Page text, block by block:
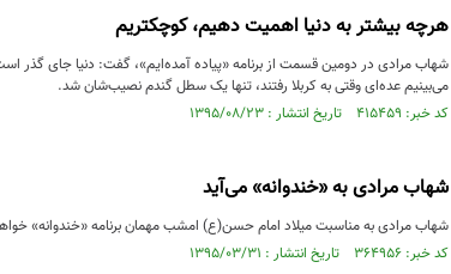
هرچه بیشتر به دنیا اهمیت دهیم، کوچکتریم
شهاب مرادی در دومین قسمت از برنامه «پیاده آمده‌ایم»، گفت: دنیا جای گذر
می‌بینیم عده‌ای وقتی به کربلا رفتند، تنها یک سطل گندم نصیب‌شان شد.
کد خبر: ۴۱۵۴۵۹ تاریخ انتشار : ۱۳۹۵/۰۸/۲۳
شهاب مرادی به «خندوانه» می‌آید
شهاب مرادی به مناسبت میلاد امام حسن(ع) امشب مهمان برنامه «خندوانه»
کد خبر: ۳۶۴۹۵۶ تاریخ انتشار : ۱۳۹۵/۰۳/۳۱